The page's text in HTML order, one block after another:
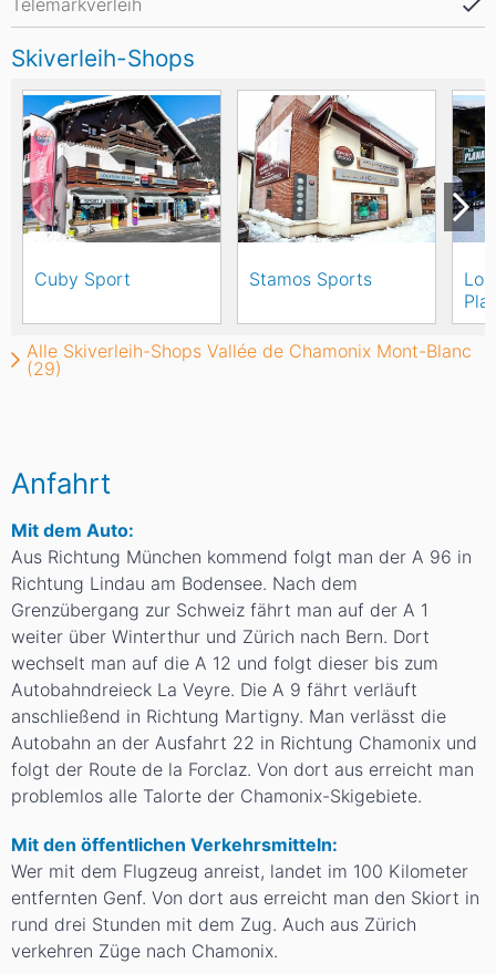
Telemarkverleih
Skiverleih-Shops
Cuby Sport Stamos Sports
Alle Skiverleih-Shops Vallée de Chamonix Mont-Blanc
(29)
Anfahrt
Mit dem Auto:
Aus Richtung München kommend folgt man der A 96 in
Richtung Lindau am Bodensee. Nach dem
Grenzübergang zur Schweiz fährt man auf der A 1
weiter über Winterthur und Zürich nach Bern. Dort
wechselt man auf die A 12 und folgt dieser bis zum
Autobahndreieck La Veyre. Die A 9 fährt verläuft
anschließend in Richtung Martigny. Man verlässt die
Autobahn an der Ausfahrt 22 in Richtung Chamonix und
folgt der Route de la Forclaz. Von dort aus erreicht man
problemlos alle Talorte der Chamonix-Skigebiete.
Mit den öffentlichen Verkehrsmitteln:
Wer mit dem Flugzeug anreist, landet im 100 Kilometer
entfernten Genf. Von dort aus erreicht man den Skiort in
rund drei Stunden mit dem Zug. Auch aus Zürich
verkehren Züge nach Chamonix.